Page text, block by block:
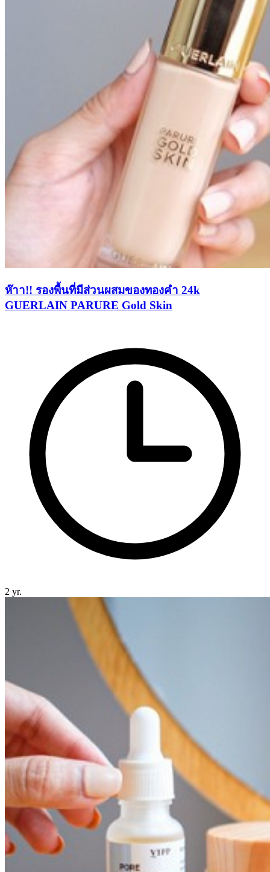
ห๊าา!! รองพื้นที่มีส่วนผสมของทองคำ 24k
GUERLAIN PARURE Gold Skin
2 yr.